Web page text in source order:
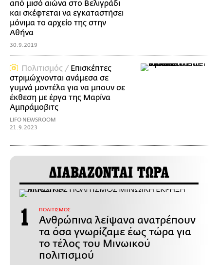
από μισό αιώνα στο Βελιγράδι
και σκέφτεται να εγκαταστήσει
μόνιμα το αρχείο της στην
Αθήνα
30.9.2019
Πολιτισμός / Επισκέπτες
στριμώχνονται ανάμεσα σε
γυμνά μοντέλα για να μπουν σε
έκθεση με έργα της Μαρίνα
Αμπράμοβιτς
LIFO NEWSROOM
21.9.2023
ΔΙΑΒΑΖΟΝΤΑΙ ΤΩΡΑ
ΠΟΛΙΤΙΣΜΟΣ
Ανθρώπινα λείψανα ανατρέπουν
τα όσα γνωρίζαμε έως τώρα για
το τέλος του Μινωικού
πολιτισμού